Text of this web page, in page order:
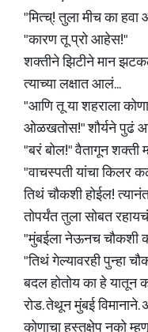
"मित्च्! तुला मीच का
"कारण तू प्रो आहेस!"
शक्तीने झिटीने मान
त्याच्या लक्षात आलं...
"आणि तू या शहराला
ओळखतोस!" शौर्यने पुढं
"बरं बोल!" वैतागून शक्ती
"वाचस्पती यांचा किलर
तिथं चौकशी होईल!
तोपर्यंत तुला सोबत
"मुंबईला नेऊनच चौकशी
"तिथं गेल्यावरही पुन्हा
बदल होतोय का हे
रोड. तेथून मुंबई